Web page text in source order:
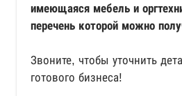
имеющаяся мебель и
перечень которой можно
Звоните, чтобы уточнить
готового бизнеса!